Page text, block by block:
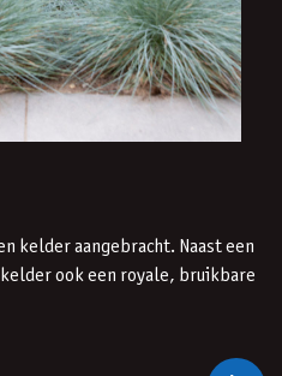
kelder aangebracht. Naast een
ook een royale, bruikbare